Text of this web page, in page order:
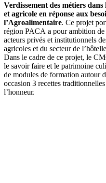
Verdissement des métiers
et agricole en réponse aux
l’Agroalimentaire. Ce projet
région PACA a pour ambition
acteurs privés et institutionnels
agricoles et du secteur de
Dans le cadre de ce projet, le
le savoir faire et le patrimoine
de modules de formation autour
occasion 3 recettes
l’honneur.